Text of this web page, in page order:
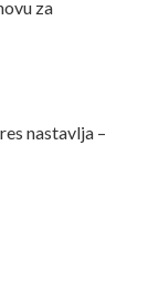
za
nastavlja –